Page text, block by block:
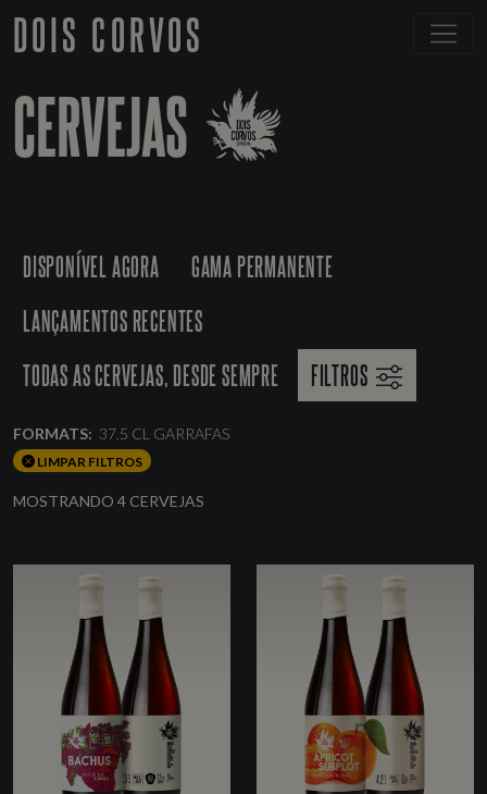
DOIS CORVOS
CERVEJAS
DISPONÍVEL AGORA
GAMA PERMANENTE
LANÇAMENTOS RECENTES
TODAS AS CERVEJAS, DESDE SEMPRE
FILTROS
FORMATS: 37.5 CL GARRAFAS
LIMPAR FILTROS
MOSTRANDO 4 CERVEJAS